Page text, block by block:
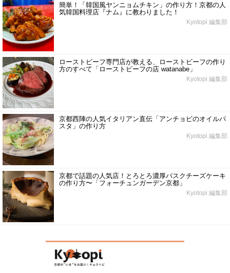
簡単！「韓国風ヤンニョムチキン」の作り方！京都の人
気韓国料理店『ナム』に教わりました！
Kyotopi 編集部
ローストビーフ専門店が教える、ローストビーフの作り
方のすべて「ローストビーフの店 watanabe」
Kyotopi 編集部
京都西陣の人気イタリアン直伝「アンチョビのオイルパ
スタ」の作り方
Kyotopi 編集部
京都で話題の人気店！とろとろ濃厚バスクチーズケーキ
の作り方〜「フォーチュンガーデン京都」
Kyotopi 編集部